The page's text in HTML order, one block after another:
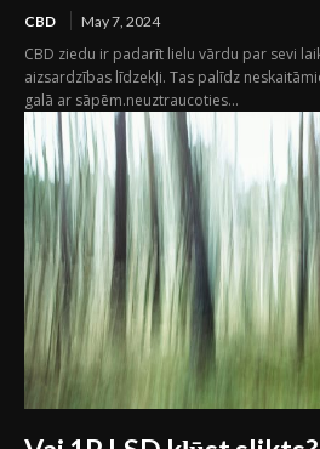
CBD May 7, 2024
CBD ziedu ir padarīt lielu vārdu par sevi
aizsardzības līdzekļi. Tas palīdz
galā ar sāpēm.neuztraucoties...